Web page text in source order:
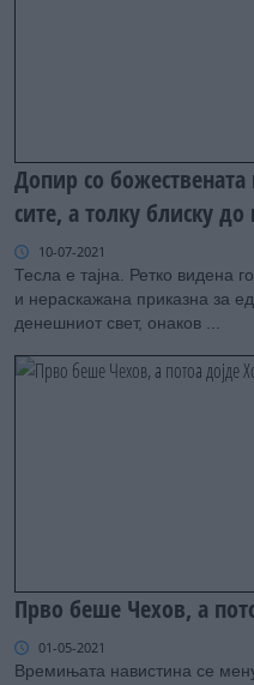
Допир со
сите, а толку блиску до
10-07-2021
Тесла е тајна. Ретко видена
и нераскажана приказна за
денешниот свет, онаков ...
Прво беше Чехов, а
01-05-2021
Времињата навистина се